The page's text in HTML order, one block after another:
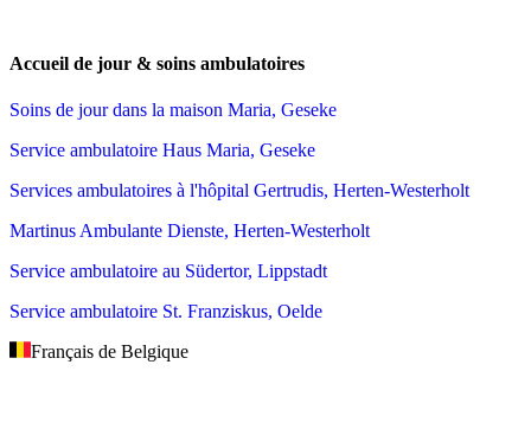
Accueil de jour & soins ambulatoires
Soins de jour dans la maison Maria, Geseke
Service ambulatoire Haus Maria, Geseke
Services ambulatoires à l'hôpital Gertrudis, Herten-Westerholt
Martinus Ambulante Dienste, Herten-Westerholt
Service ambulatoire au Südertor, Lippstadt
Service ambulatoire St. Franziskus, Oelde
Français de Belgique